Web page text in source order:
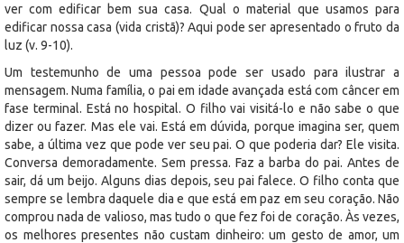
ver com edificar bem sua casa. Qual o material que usamos para
edificar nossa casa (vida cristã)? Aqui pode ser apresentado o fruto da
luz (v. 9-10).
Um testemunho de uma pessoa pode ser usado para ilustrar a
mensagem. Numa família, o pai em idade avançada está com câncer em
fase terminal. Está no hospital. O filho vai visitá-lo e não sabe o que
dizer ou fazer. Mas ele vai. Está em dúvida, porque imagina ser, quem
sabe, a última vez que pode ver seu pai. O que poderia dar? Ele visita.
Conversa demoradamente. Sem pressa. Faz a barba do pai. Antes de
sair, dá um beijo. Alguns dias depois, seu pai falece. O filho conta que
sempre se lembra daquele dia e que está em paz em seu coração. Não
comprou nada de valioso, mas tudo o que fez foi de coração. Às vezes,
os melhores presentes não custam dinheiro: um gesto de amor, um